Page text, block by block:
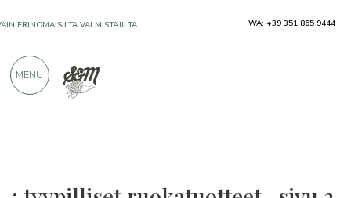
ERINOMAISILTA VALMISTAJILTA
900 POSITIIVISTA ARVOSTELUA
WA: +39 351 865 9444
MENU